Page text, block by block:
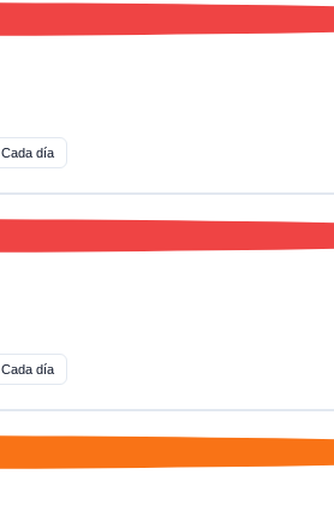
Cada día
Cada día